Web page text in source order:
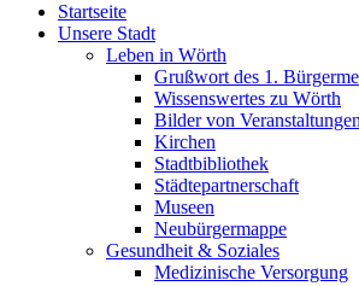
Startseite
Unsere Stadt
Leben in Wörth
Grußwort des 1.
Wissenswertes zu Wörth
Bilder von Veranstaltungen
Kirchen
Stadtbibliothek
Städtepartnerschaft
Museen
Neubürgermappe
Gesundheit & Soziales
Medizinische Versorgung